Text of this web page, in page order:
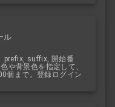
ル
prefix, suffix, 開始番
や背景色を指定して、
個まで。登録ログイン